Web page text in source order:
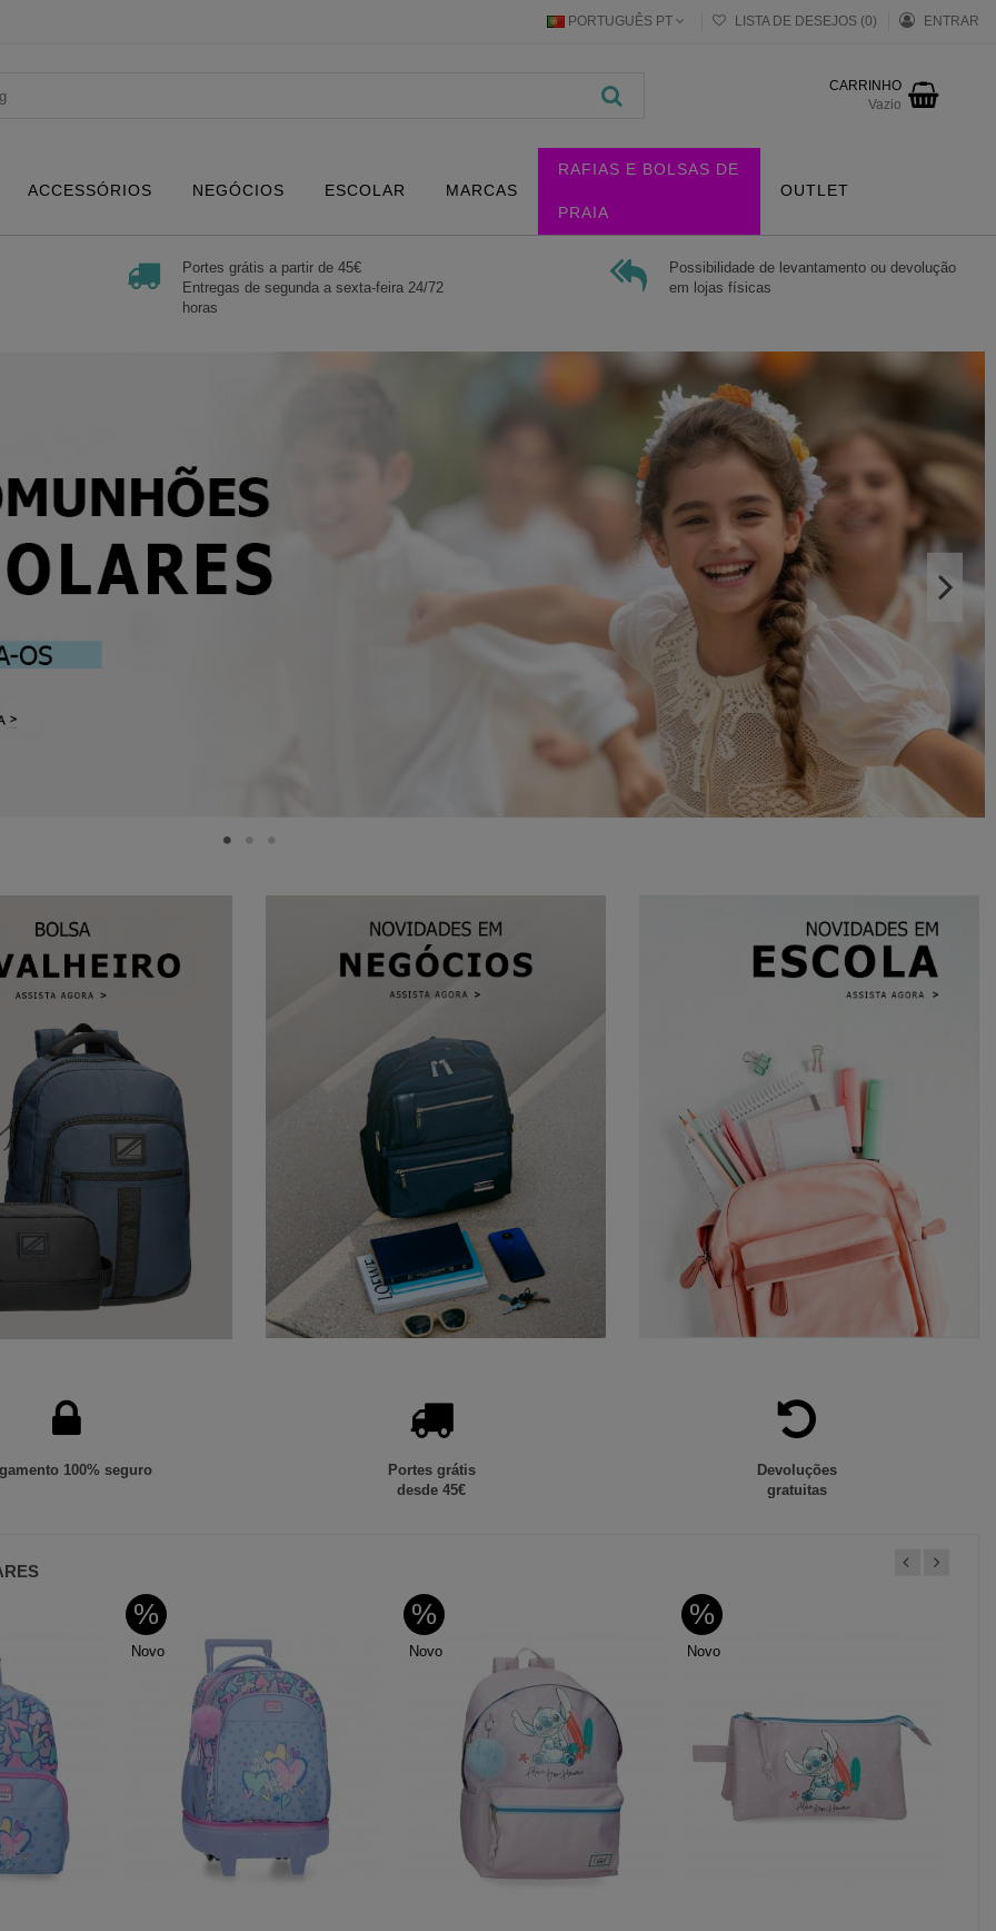
PORTUGUÊS PT LISTA DE DESEJOS (0) ENTRAR
CARRINHO
Vazio
ACCESSÓRIOS NEGÓCIOS ESCOLAR MARCAS
RAFIAS E BOLSAS DE
PRAIA
OUTLET
Portes grátis a partir de 45€
Entregas de segunda a sexta-feira 24/72
horas
Possibilidade de levantamento ou devolução
em lojas físicas
100% seguro
Portes grátis
desde 45€
Devoluções
gratuitas
%
Novo
%
Novo
%
Novo